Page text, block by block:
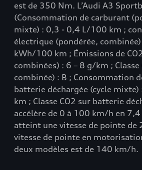
est de 350 Nm. L’Audi A3
(Consommation de carburant
mixte) : 0,3 - 0,4 L/100 km ;
électrique (pondérée,
kWh/100 km ; Émissions de
combinées) : 6 – 8 g/km ; Classe
combinée) : B ; Consommation
batterie déchargée (cycle
km ; Classe CO2 sur batterie
accélère de 0 à 100 km/h en 7,4
atteint une vitesse de pointe de
vitesse de pointe en
deux modèles est de 140 km/h.